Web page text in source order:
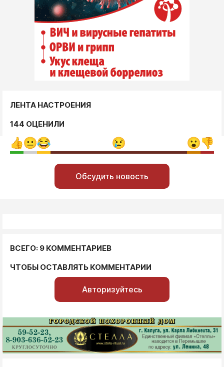
ЛЕНТА НАСТРОЕНИЯ
144 ОЦЕНИЛИ
Обсудить новость
ВСЕГО: 9 КОММЕНТАРИЕВ
ЧТОБЫ ОСТАВЛЯТЬ КОММЕНТАРИИ
Авторизуйтесь